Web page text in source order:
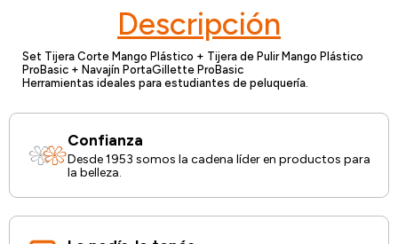
Descripción
Set Tijera Corte Mango Plástico + Tijera de Pulir Mango Plástico
ProBasic + Navajín PortaGillette ProBasic
Herramientas ideales para estudiantes de peluquería.
Confianza
Desde 1953 somos la cadena líder en productos para
la belleza.